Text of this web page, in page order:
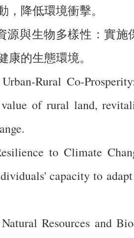
，降低環境衝擊。
源與生物多樣性：實
康的生態環境。
Rural Co-
value of rural land,
to Climate
capacity to
Resources and